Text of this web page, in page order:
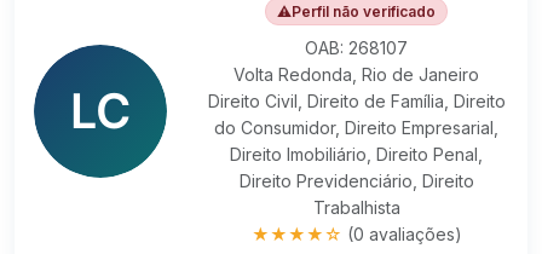
⚠Perfil não verificado
OAB: 268107
Volta Redonda, Rio de Janeiro
Direito Civil, Direito de Família, Direito
do Consumidor, Direito Empresarial,
Direito Imobiliário, Direito Penal,
Direito Previdenciário, Direito
Trabalhista
★★★★☆ (0 avaliações)